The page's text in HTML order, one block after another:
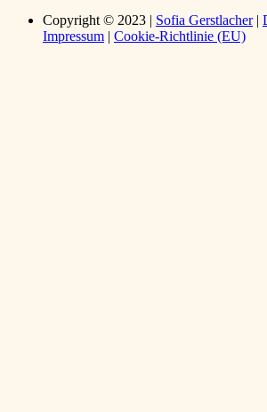
Copyright © 2023 | Sofia Gerstlacher|
Impressum | Cookie-Richtlinie (EU)